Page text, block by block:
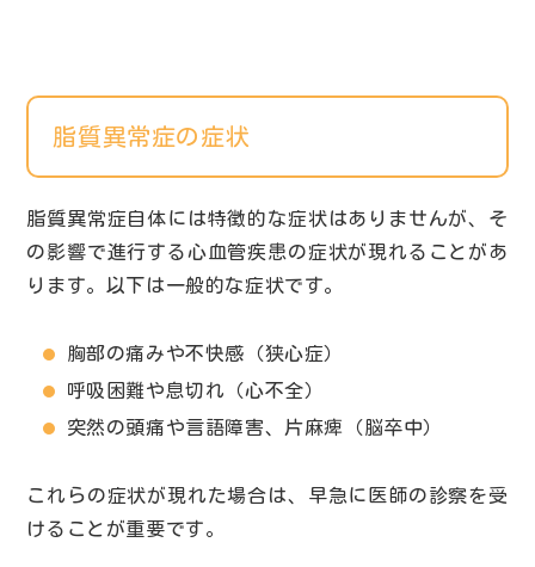
脂質異常症の症状
脂質異常症自体には特徴的な症状はありませんが、そ
の影響で進行する心血管疾患の症状が現れることがあ
ります。以下は一般的な症状です。
胸部の痛みや不快感（狭心症）
呼吸困難や息切れ（心不全）
突然の頭痛や言語障害、片麻痺（脳卒中）
これらの症状が現れた場合は、早急に医師の診察を受
けることが重要です。